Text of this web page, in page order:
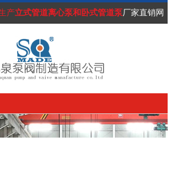
产立式管道离心泵和卧式管道泵厂家直销网